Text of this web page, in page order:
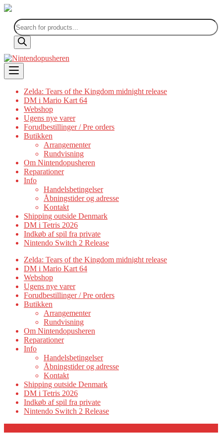
Products
search
Skip
to
content
Zelda: Tears of the Kingdom midnight release
DM i Mario Kart 64
Webshop
Ugens nye varer
Forudbestillinger / Pre orders
Butikken
Arrangementer
Rundvisning
Om Nintendopusheren
Reparationer
Info
Handelsbetingelser
Åbningstider og adresse
Kontakt
Shipping outside Denmark
DM i Tetris 2026
Indkøb af spil fra private
Nintendo Switch 2 Release
Zelda: Tears of the Kingdom midnight release
DM i Mario Kart 64
Webshop
Ugens nye varer
Forudbestillinger / Pre orders
Butikken
Arrangementer
Rundvisning
Om Nintendopusheren
Reparationer
Info
Handelsbetingelser
Åbningstider og adresse
Kontakt
Shipping outside Denmark
DM i Tetris 2026
Indkøb af spil fra private
Nintendo Switch 2 Release